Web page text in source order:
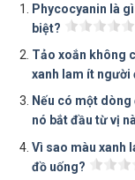
Phycocyanin là
biệt?
Tảo xoắn không
xanh lam ít người
Nếu có một
nó bắt đầu từ vị
Vì sao màu xanh
đồ uống?